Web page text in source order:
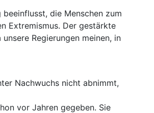
die Menschen zum
Extremismus. Der gestärkte
Regierungen meinen, in
Nachwuchs nicht abnimmt,
vor Jahren gegeben. Sie